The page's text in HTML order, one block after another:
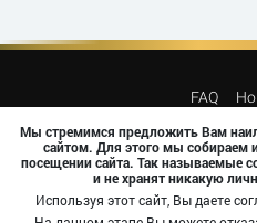
FAQ
Мы стремимся предложить Вам
сайтом. Для этого мы
посещении сайта. Так называемые
и не хранят никакую
Используя этот сайт, Вы даете